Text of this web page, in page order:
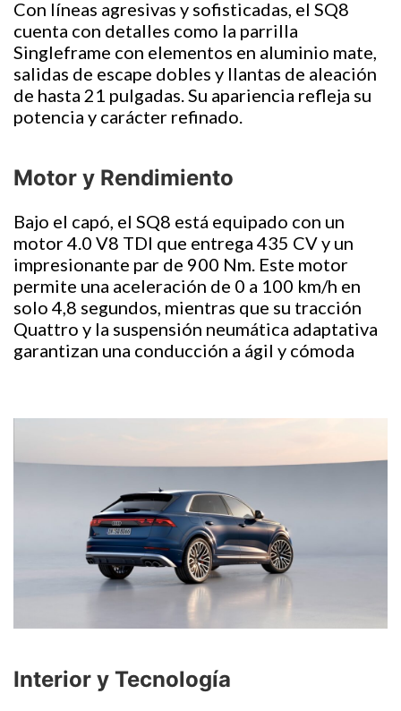
Con líneas agresivas y sofisticadas, el SQ8
cuenta con detalles como la parrilla
Singleframe con elementos en aluminio mate,
salidas de escape dobles y llantas de aleación
de hasta 21 pulgadas. Su apariencia refleja su
potencia y carácter refinado.
Motor y Rendimiento
Bajo el capó, el SQ8 está equipado con un
motor 4.0 V8 TDI que entrega 435 CV y un
impresionante par de 900 Nm. Este motor
permite una aceleración de 0 a 100 km/h en
solo 4,8 segundos, mientras que su tracción
Quattro y la suspensión neumática adaptativa
garantizan una conducción a ágil y cómoda
Interior y Tecnología